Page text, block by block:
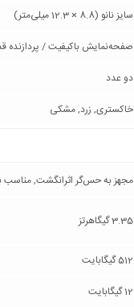
سایز نانو (8.8 × 12.3 میلی‌متر)
صفحه‌نمایش باکیفیت / پردازنده
دو عدد
خاکستری, زرد, مشکی
مجهز به حس‌گر اثرانگشت, مناسب
3.35 گیگاهرتز
512 گیگابایت
12 گیگابایت